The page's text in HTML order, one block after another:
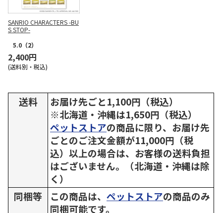
SANRIO CHARACTERS -BU
S STOP-
5.0 （2）
2,400円
(送料別・税込)
送料
お届け先ごと1,100円（税込）
※北海道・沖縄は1,650円（税込）
ペットストアの商品に限り、お届け先
ごとのご注文金額が11,000円（税
込）以上の場合は、お客様の送料負担
はございません。（北海道・沖縄は除
く）
同梱等
この商品は、 ペットストアの商品のみ
同梱可能です。